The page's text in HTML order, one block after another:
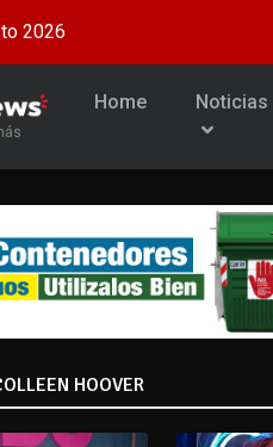
2026
Home Noticias
HOOVER